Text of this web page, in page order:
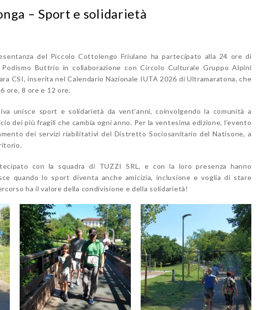
– Sport e solidarietà
del Piccolo Cottolengo Friulano ha partecipato alla 24 ore di
Podismo Buttrio in collaborazione con Circolo Culturale Gruppo Alpini
CSI, inserita nel Calendario Nazionale IUTA 2026 di Ultramaratona, che
ore, 8 ore e 12 ore.
unisce sport e solidarietà da vent’anni, coinvolgendo la comunità a
dei più fragili che cambia ogni anno. Per la ventesima edizione, l’evento
dei servizi riabilitativi del Distretto Sociosanitario del Natisone, a
con la squadra di TUZZI SRL, e con la loro presenza hanno
quando lo sport diventa anche amicizia, inclusione e voglia di stare
ha il valore della condivisione e della solidarietà!